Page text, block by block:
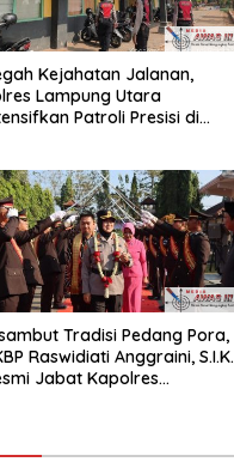
Kejahatan Jalanan,
Lampung Utara
Patroli Presisi di
Tradisi Pedang Pora,
Raswidiati Anggraini, S.I.K.
Jabat Kapolres